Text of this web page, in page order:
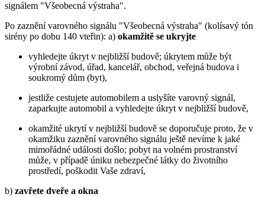
signálem "Všeobecná výstraha".
Po zaznění varovného signálu "Všeobecná výstraha" (kolísavý tón
sirény po dobu 140 vteřin): a) okamžitě se ukryjte
vyhledejte úkryt v nejbližší budově; úkrytem může být
výrobní závod, úřad, kancelář, obchod, veřejná budova i
soukromý dům (byt),
jestliže cestujete automobilem a uslyšíte varovný signál,
zaparkujte automobil a vyhledejte úkryt v nejbližší budově,
okamžité ukrytí v nejbližší budově se doporučuje proto, že v
okamžiku zaznění varovného signálu ještě nevíme k jaké
mimořádné události došlo; pobyt na volném prostranství
může, v případě úniku nebezpečné látky do životního
prostředí, poškodit Vaše zdraví,
b) zavřete dveře a okna